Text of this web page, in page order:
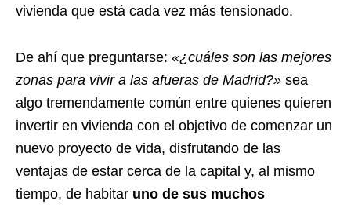
vivienda que está cada vez más tensionado.
De ahí que preguntarse: «¿cuáles son las mejores
zonas para vivir a las afueras de Madrid?» sea
algo tremendamente común entre quienes quieren
invertir en vivienda con el objetivo de comenzar un
nuevo proyecto de vida, disfrutando de las
ventajas de estar cerca de la capital y, al mismo
tiempo, de habitar uno de sus muchos